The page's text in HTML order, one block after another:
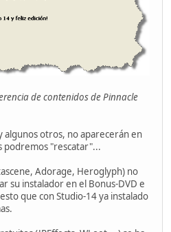
de contenidos de Pinnacle
algunos otros, no aparecerán en
podremos "rescatar"...
Adorage, Heroglyph) no
su instalador en el Bonus-DVD e
que con Studio-14 ya instalado